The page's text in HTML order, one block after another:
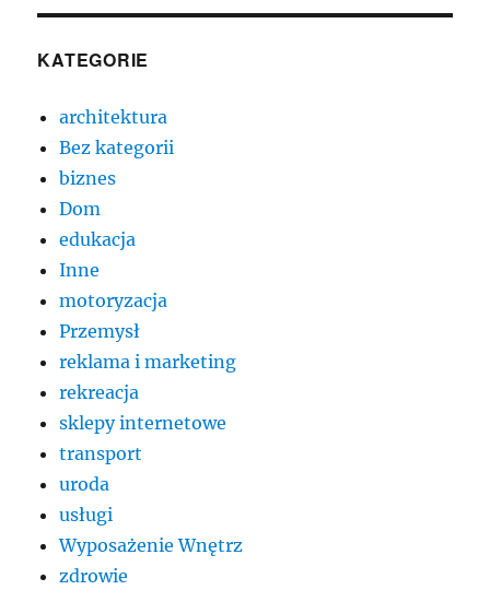
KATEGORIE
architektura
Bez kategorii
biznes
Dom
edukacja
Inne
motoryzacja
Przemysł
reklama i marketing
rekreacja
sklepy internetowe
transport
uroda
usługi
Wyposażenie Wnętrz
zdrowie